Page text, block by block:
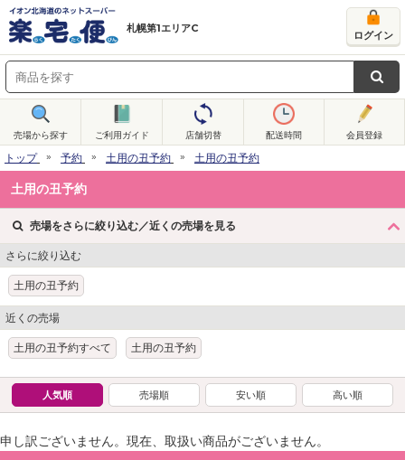
札幌第1エリアC
ログイン
売場から探す ご利用ガイド 店舗切替 配送時間 会員登録
トップ 予約 土用の丑予約 土用の丑予約
土用の丑予約
売場をさらに絞り込む／近くの売場を見る
さらに絞り込む
土用の丑予約
近くの売場
土用の丑予約すべて 土用の丑予約
人気順 売場順 安い順 高い順
申し訳ございません。現在、取扱い商品がございません。